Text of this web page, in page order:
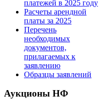
платежей в 2025 году
Расчеты арендной
платы за 2025
Перечень
необходимых
документов,
прилагаемых к
заявлению
Образцы заявлений
Аукционы НФ